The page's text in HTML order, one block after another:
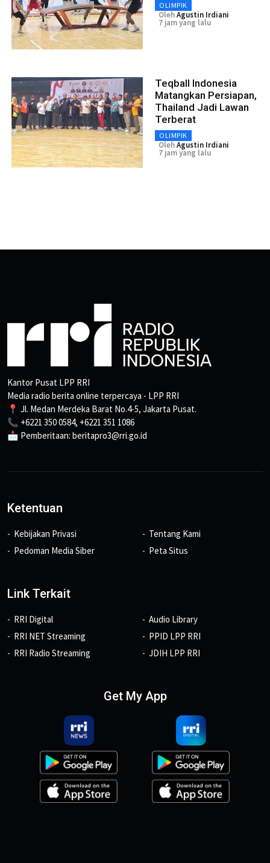
OLIMPIK
OlehAgustin Irdiani
7 jam yang lalu
Teqball Indonesia
Matangkan Persiapan,
Thailand Jadi Lawan
Terberat
OLIMPIK
OlehAgustin Irdiani
7 jam yang lalu
Kantor Pusat LPP RRI
Media radio berita online terpercaya - LPP RRI
📍 Jl. Medan Merdeka Barat No.4-5, Jakarta Pusat.
📞 +6221 350 0584, +6221 351 1086
📩 Pemberitaan: beritapro3@rri.go.id
Ketentuan
Kebijakan Privasi
Pedoman Media Siber
Tentang Kami
Peta Situs
Link Terkait
RRI Digital
RRI NET Streaming
RRI Radio Streaming
Audio Library
PPID LPP RRI
JDIH LPP RRI
Get My App